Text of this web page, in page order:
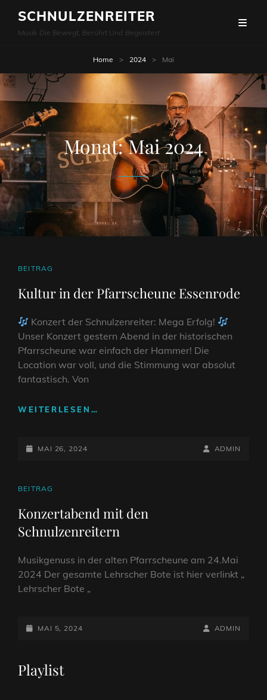
SCHNULZENREITER
Musik Die Bewegt, Berührt Und Begeistert
Home > 2024 > Mai
Monat:Mai 2024
CAT
BEITRAG
Kultur in der Pfarrscheune Essenrode
Konzert der Schnulzenreiter: Mega Erfolg!
Unser Konzert gestern Abend in der historischen
Pfarrscheune war einfach der Hammer! Die
Location war voll, und die Stimmung war absolut
fantastisch. Von
WEITERLESEN…
POSTED-
MAI 26, 2024
BY
BYLINE
ADMIN
CAT
BEITRAG
Konzertabend mit den
Schnulzenreitern
Musikgenuss in der alten Pfarrscheune am 24.Mai
2024 Der gesamte Lehrscher Bote ist hier verlinkt „
Lehrscher Bote „
POSTED-
MAI 5, 2024
BY
BYLINE
ADMIN
Playlist